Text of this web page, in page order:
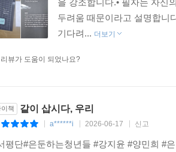
쉬었음’ 청년을 ‘생산가능 인구’로 ‘고치
무한경쟁과 ‘풍요로운 고립’의 현실이 그
인의 안녕이 나의 안녕으로 이어진다는
을 강조합니다.• 필자는 자신
두려움 때문이라고 설명합니
기다려... 더보기
뷰가 도움이 되었나요?
이책 같이 삽시다, 우리
a******i 2026-06-17 신고
평단#은둔하는청년들 #강지윤 #양민희 #